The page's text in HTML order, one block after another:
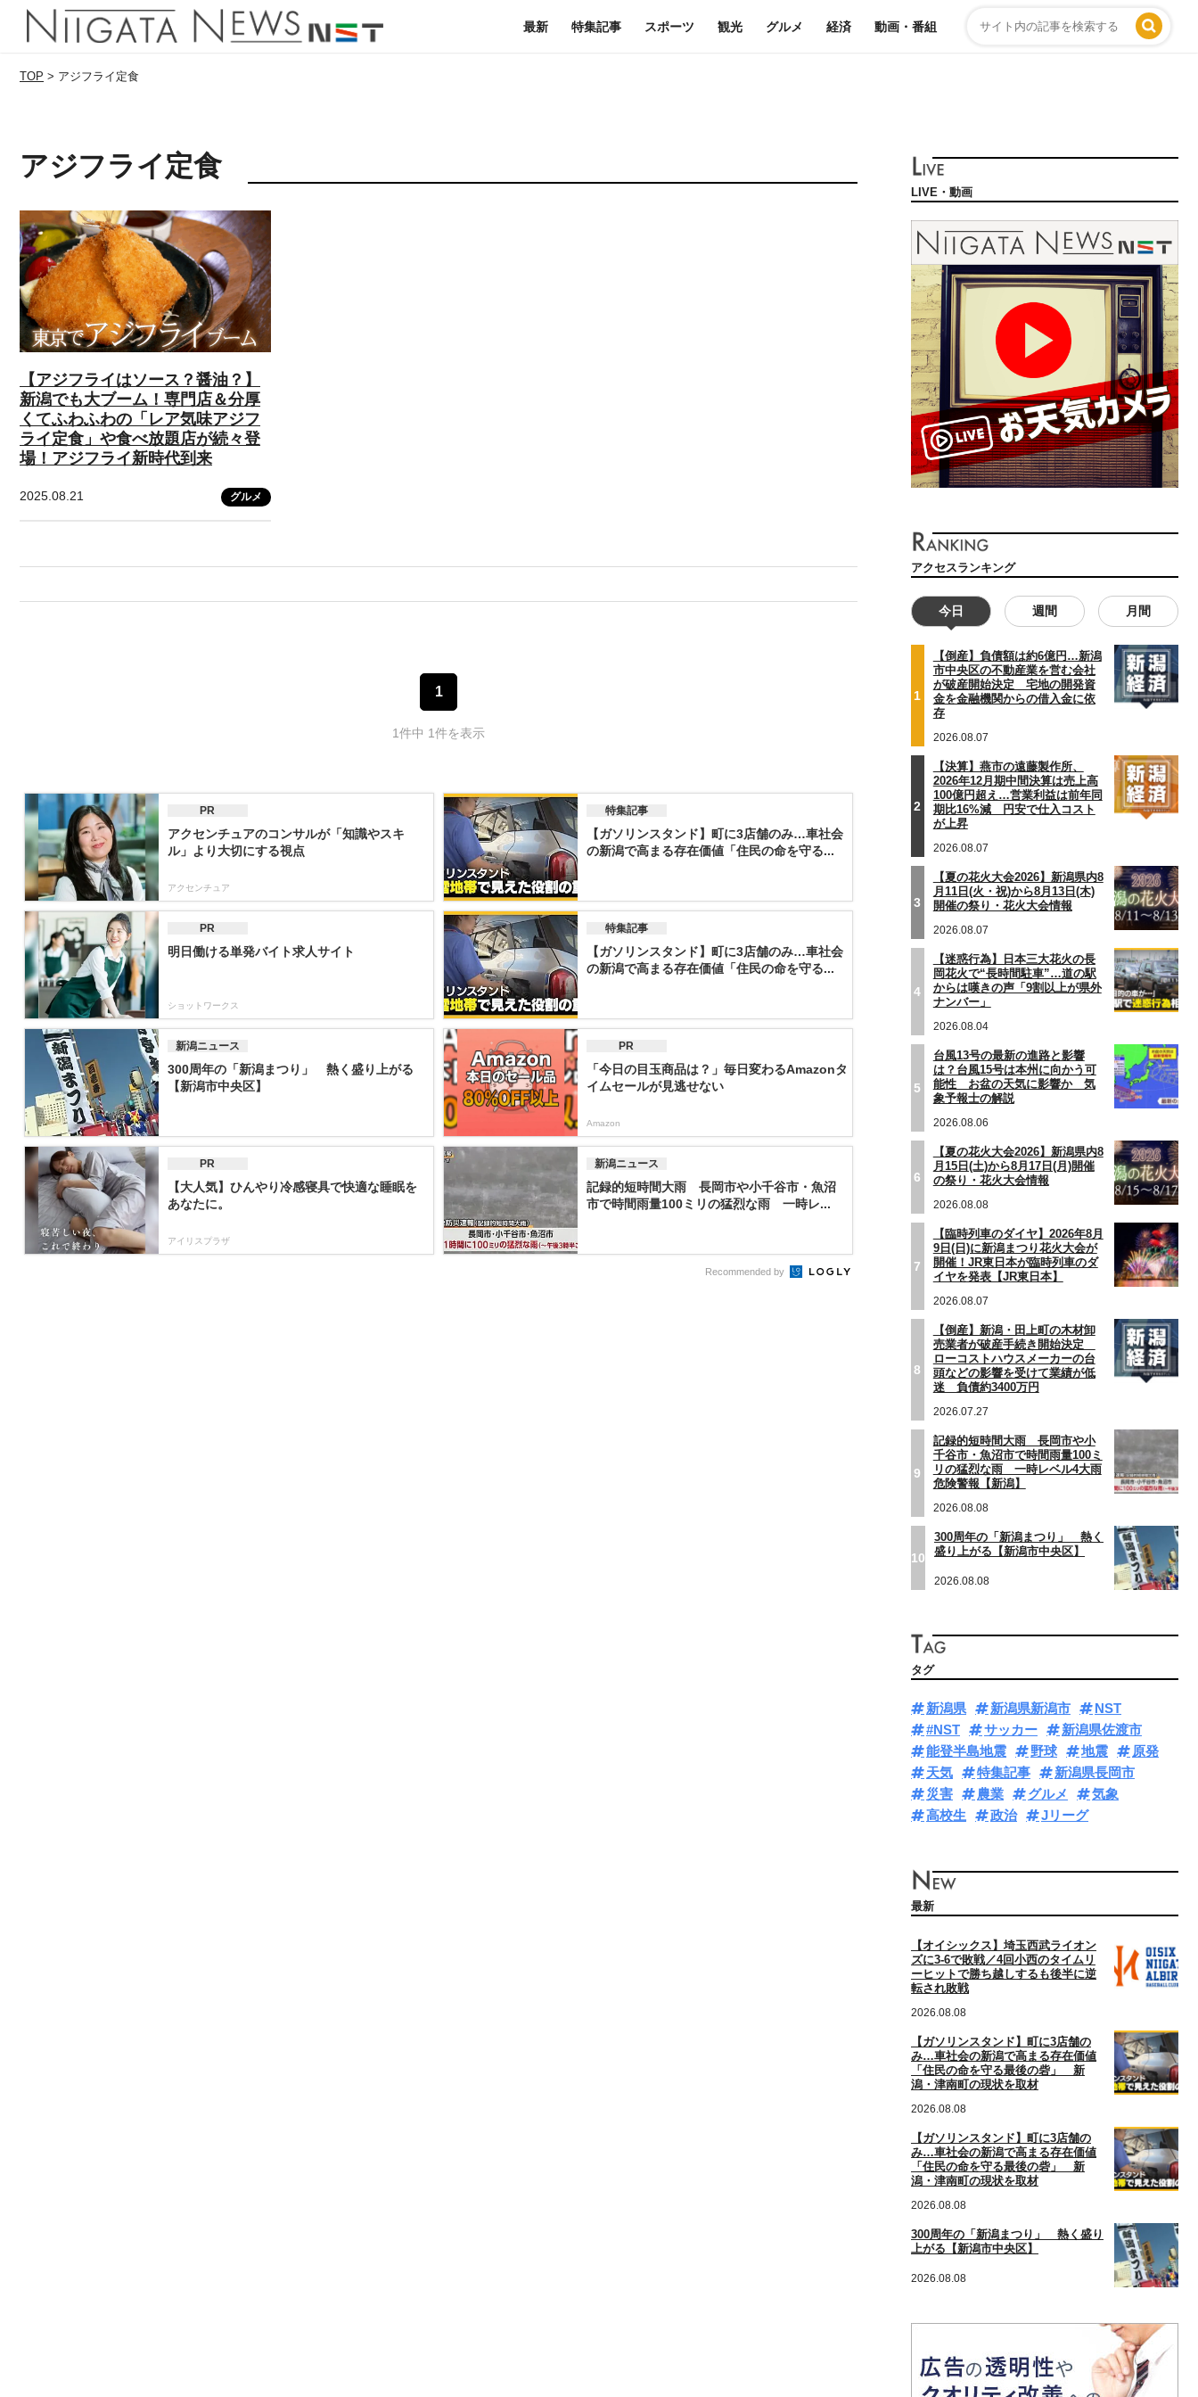
最新 特集記事 スポーツ 観光 グルメ 経済 動画・番組
TOP > アジフライ定食
アジフライ定食
【アジフライはソース？醤油？】
新潟でも大ブーム！専門店＆分厚
くてふわふわの「レア気味アジフ
ライ定食」や食べ放題店が続々登
場！アジフライ新時代到来
2025.08.21 グルメ
1
1件中 1件を表示
PR
アクセンチュアのコンサルが「知識やスキ
ル」より大切にする視点
アクセンチュア
特集記事
【ガソリンスタンド】町に3店舗のみ…車社会
の新潟で高まる存在価値「住民の命を守る...
PR
明日働ける単発バイト求人サイト
ショットワークス
特集記事
【ガソリンスタンド】町に3店舗のみ…車社会
の新潟で高まる存在価値「住民の命を守る...
新潟ニュース
300周年の「新潟まつり」 熱く盛り上がる
【新潟市中央区】
PR
「今日の目玉商品は？」毎日変わるAmazonタ
イムセールが見逃せない
Amazon
PR
【大人気】ひんやり冷感寝具で快適な睡眠を
あなたに。
アイリスプラザ
新潟ニュース
記録的短時間大雨 長岡市や小千谷市・魚沼
市で時間雨量100ミリの猛烈な雨 一時レ...
Recommended by
LIVE・動画
アクセスランキング
今日 週間 月間
1
【倒産】負債額は約6億円…新潟
市中央区の不動産業を営む会社
が破産開始決定 宅地の開発資
金を金融機関からの借入金に依
存
2026.08.07
2
【決算】燕市の遠藤製作所、
2026年12月期中間決算は売上高
100億円超え…営業利益は前年同
期比16%減 円安で仕入コスト
が上昇
2026.08.07
3
【夏の花火大会2026】新潟県内8
月11日(火・祝)から8月13日(木)
開催の祭り・花火大会情報
2026.08.07
4
【迷惑行為】日本三大花火の長
岡花火で“長時間駐車”…道の駅
からは嘆きの声「9割以上が県外
ナンバー」
2026.08.04
5
台風13号の最新の進路と影響
は？台風15号は本州に向かう可
能性 お盆の天気に影響か 気
象予報士の解説
2026.08.06
6
【夏の花火大会2026】新潟県内8
月15日(土)から8月17日(月)開催
の祭り・花火大会情報
2026.08.08
7
【臨時列車のダイヤ】2026年8月
9日(日)に新潟まつり花火大会が
開催！JR東日本が臨時列車のダ
イヤを発表【JR東日本】
2026.08.07
8
【倒産】新潟・田上町の木材卸
売業者が破産手続き開始決定
ローコストハウスメーカーの台
頭などの影響を受けて業績が低
迷 負債約3400万円
2026.07.27
9
記録的短時間大雨 長岡市や小
千谷市・魚沼市で時間雨量100ミ
リの猛烈な雨 一時レベル4大雨
危険警報【新潟】
2026.08.08
10
300周年の「新潟まつり」 熱く
盛り上がる【新潟市中央区】
2026.08.08
タグ
新潟県 新潟県新潟市
NST
#NST
サッカー
新潟県佐渡市
能登半島地震
野球 地震
原発
天気
特集記事
新潟県長岡市
災害
農業 グルメ
気象
高校生
政治 Jリーグ
最新
【オイシックス】埼玉西武ライオン
ズに3‐6で敗戦／4回小西のタイムリ
ーヒットで勝ち越しするも後半に逆
転され敗戦
2026.08.08
【ガソリンスタンド】町に3店舗の
み…車社会の新潟で高まる存在価値
「住民の命を守る最後の砦」 新
潟・津南町の現状を取材
2026.08.08
【ガソリンスタンド】町に3店舗の
み…車社会の新潟で高まる存在価値
「住民の命を守る最後の砦」 新
潟・津南町の現状を取材
2026.08.08
300周年の「新潟まつり」 熱く盛り
上がる【新潟市中央区】
2026.08.08